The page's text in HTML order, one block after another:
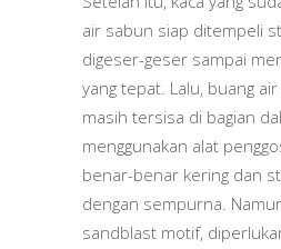
air sabun siap ditempeli
digeser-geser sampai
yang tepat. Lalu, buang
masih tersisa di bagian
menggunakan alat
benar-benar kering dan
dengan sempurna.
sandblast motif,